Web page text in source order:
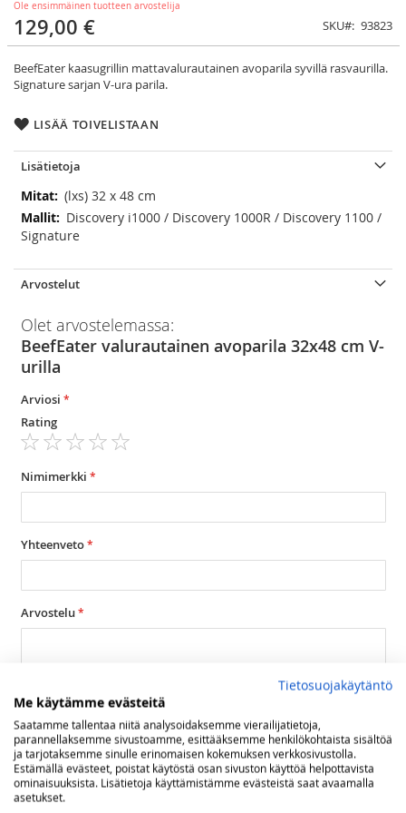
Ole ensimmäinen tuotteen arvostelija
129,00 € SKU 93823
BeefEater kaasugrillin mattavalurautainen avoparila syvillä rasvaurilla.
Signature sarjan V-ura parila.
LISÄÄ TOIVELISTAAN
Lisätietoja
Lisätietoja(lxs) 32 x 48 cm
Discovery i1000 / Discovery 1000R / Discovery 1100 /
Signature
Arvostelut
Olet arvostelemassa:
BeefEater valurautainen avoparila 32x48 cm V-
urilla
Arviosi
Rating
star
stars
stars
stars
stars
Nimimerkki
Yhteenveto
Arvostelu
Lähetä arvostelu
Tietosuojakäytäntö
Me käytämme evästeitä
Saatamme tallentaa niitä analysoidaksemme vierailijatietoja,
parannellaksemme sivustoamme, esittääksemme henkilökohtaista sisältöä
ja tarjotaksemme sinulle erinomaisen kokemuksen verkkosivustolla.
Estämällä evästeet, poistat käytöstä osan sivuston käyttöä helpottavista
ominaisuuksista. Lisätietoja käyttämistämme evästeistä saat avaamalla
asetukset.